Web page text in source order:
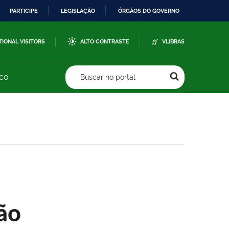
PARTICIPE LEGISLAÇÃO ÓRGÃOS DO GOVERNO
VISITORS ALTO CONTRASTE VLIBRAS
Buscar no portal